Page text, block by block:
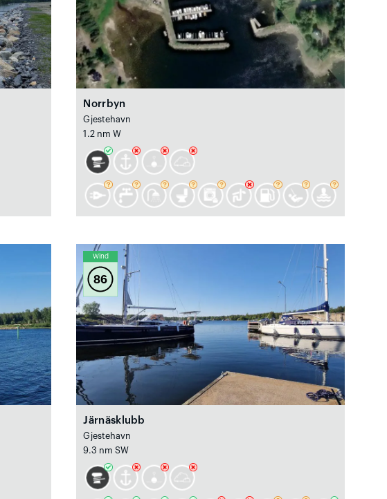
Norrbyn
Gjestehavn
1.2 nm W
Wind
86
Järnäsklubb
Gjestehavn
9.3 nm SW